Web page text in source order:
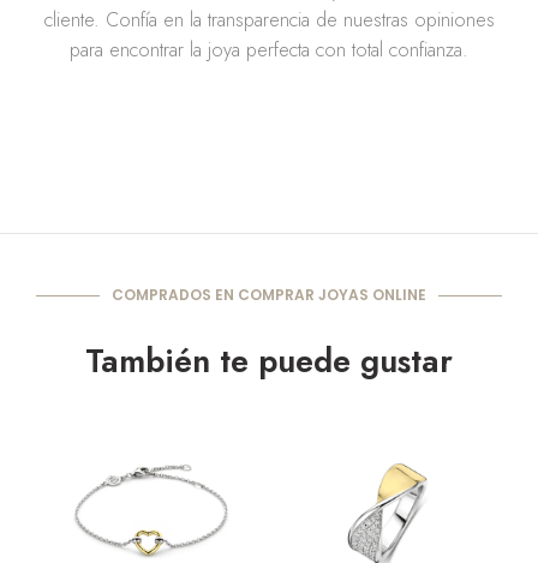
cliente. Confía en la transparencia de nuestras opiniones
para encontrar la joya perfecta con total confianza.
COMPRADOS EN COMPRAR JOYAS ONLINE
También te puede gustar